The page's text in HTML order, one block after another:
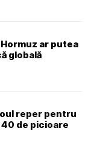
ar putea
globală
reper pentru
de picioare